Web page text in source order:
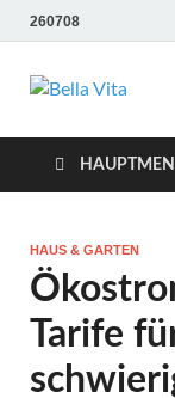
260708
HAUS & GARTEN
Tarife